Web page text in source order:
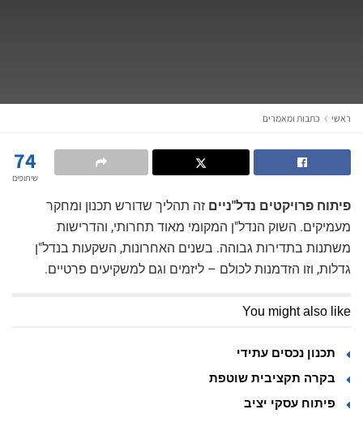
ראשי כתבות ומאמרים
74
שיתופים
פיתוח פרויקטים נדל"ניים זה תהליך שדורש תכנון ומחקר
מעמיקים. השוק הנדל"ן המקומי מאוד תחרותי, והדרישות
משתנות בתדירות גבוהה. בשנים האחרונות, השקעות בנדל"ן
גדלות, וזו הזדמנות לכולם – ליזמים וגם למשקיעים פרטיים.
You might also like
תכנון נכסים עתידי
בקרה תקציבית שוטפת
פיתוח עסקי יציב